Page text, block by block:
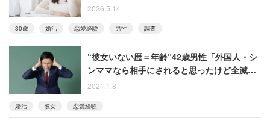
2026.5.14
30歳 婚活 恋愛経験 男性 調査
“彼女いない歴＝年齢”42歳男性「外国人・シ
ンママなら相手にされると思ったけど全滅。
結婚は絶望的」という相談に批判殺到
2021.1.8
婚活 彼女 恋愛経験